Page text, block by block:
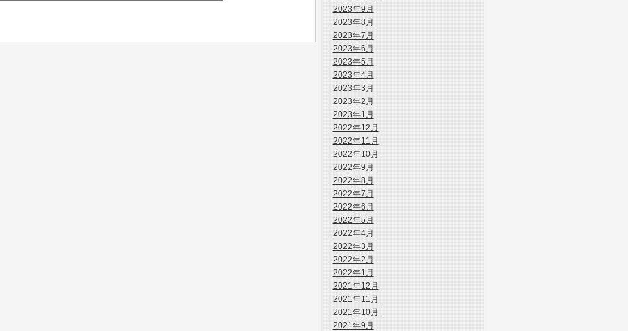
2023年9月
2023年8月
2023年7月
2023年6月
2023年5月
2023年4月
2023年3月
2023年2月
2023年1月
2022年12月
2022年11月
2022年10月
2022年9月
2022年8月
2022年7月
2022年6月
2022年5月
2022年4月
2022年3月
2022年2月
2022年1月
2021年12月
2021年11月
2021年10月
2021年9月